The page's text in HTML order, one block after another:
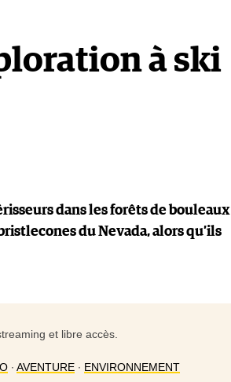
à ski
dans les forêts de bouleaux
du Nevada, alors qu’ils
et libre accès.
∙ AVENTURE ∙ ENVIRONNEMENT